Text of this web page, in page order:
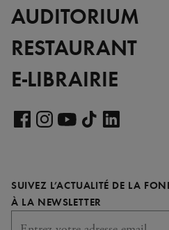
AUDITORIUM
RESTAURANT
E-LIBRAIRIE
FacebookInstagram
YouTube
TikTok
SUIVEZ L’ACTUALITÉ DE LA
À LA NEWSLETTER